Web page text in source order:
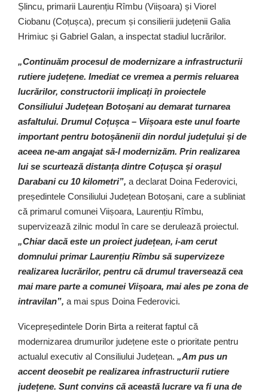
Șlincu, primarii Laurențiu Rîmbu (Viișoara) și Viorel
Ciobanu (Coțușca), precum și consilierii județenii Galia
Hrimiuc și Gabriel Galan, a inspectat stadiul lucrărilor.
„Continuăm procesul de modernizare a infrastructurii
rutiere județene. Imediat ce vremea a permis reluarea
lucrărilor, constructorii implicați în proiectele
Consiliului Județean Botoșani au demarat turnarea
asfaltului. Drumul Coțușca – Viișoara este unul foarte
important pentru botoșănenii din nordul județului și de
aceea ne-am angajat să-l modernizăm. Prin realizarea
lui se scurtează distanța dintre Coțușca și orașul
Darabani cu 10 kilometri”, a declarat Doina Federovici,
președintele Consiliului Județean Botoșani, care a subliniat
că primarul comunei Viișoara, Laurențiu Rîmbu,
supervizează zilnic modul în care se derulează proiectul.
„Chiar dacă este un proiect județean, i-am cerut
domnului primar Laurențiu Rîmbu să supervizeze
realizarea lucrărilor, pentru că drumul traversează cea
mai mare parte a comunei Viișoara, mai ales pe zona de
intravilan”, a mai spus Doina Federovici.
Vicepreședintele Dorin Birta a reiterat faptul că
modernizarea drumurilor județene este o prioritate pentru
actualul executiv al Consiliului Județean. „Am pus un
accent deosebit pe realizarea infrastructurii rutiere
județene. Sunt convins că această lucrare va fi una de